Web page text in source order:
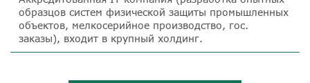
образцов систем физической защиты промышленных
объектов, мелкосерийное производство, гос.
заказы), входит в крупный холдинг.